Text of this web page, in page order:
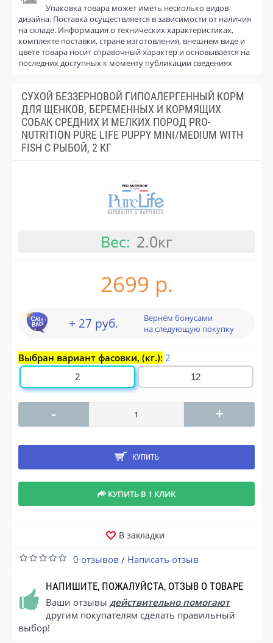
Упаковка товара может иметь несколько видов
дизайна. Поставка осуществляется в зависимости от наличия
на складе. Информация о технических характеристиках,
комплекте поставки, стране изготовления, внешнем виде и
цвете товара носит справочный характер и основывается на
последних доступных к моменту публикации сведениях
СУХОЙ БЕЗЗЕРНОВОЙ ГИПОАЛЕРГЕННЫЙ КОРМ
ДЛЯ ЩЕНКОВ, БЕРЕМЕННЫХ И КОРМЯЩИХ
СОБАК СРЕДНИХ И МЕЛКИХ ПОРОД PRO-
NUTRITION PURE LIFE PUPPY MINI/MEDIUM WITH
FISH С РЫБОЙ, 2 КГ
Вес: 2.0кг
2699 р.
+ 27 руб.
Вернём бонусами
на следующую покупку
Выбран вариант фасовки, (кг.): 2
2 12
- +
КУПИТЬ
КУПИТЬ В 1 КЛИК
В закладки
0 отзывов / Написать отзыв
НАПИШИТЕ, ПОЖАЛУЙСТА, ОТЗЫВ О ТОВАРЕ
Ваши отзывы действительно помогают
другим покупателям сделать правильный
выбор!